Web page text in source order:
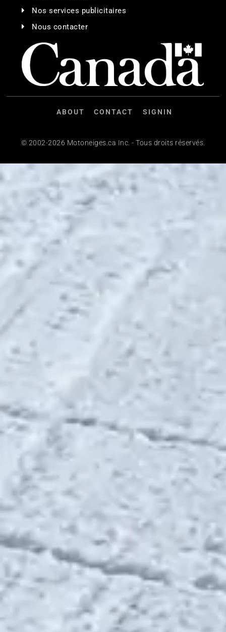
Nos services publicitaires
Nous contacter
ABOUT CONTACT SIGNIN
© 2002-2026 Motoneiges.ca Inc. - Tous droits réservés.